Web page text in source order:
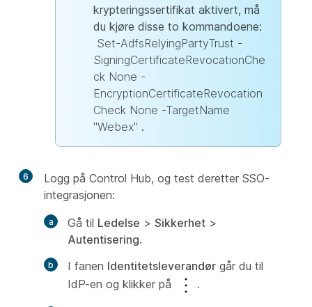
krypteringssertifikat aktivert, må
du kjøre disse to kommandoene:
Set-AdfsRelyingPartyTrust -
SigningCertificateRevocationChe
ck None -
EncryptionCertificateRevocation
Check None -TargetName
"Webex" .
6
Logg på Control Hub, og test deretter SSO-
integrasjonen:
Gå til Ledelse > Sikkerhet >
Autentisering.
I fanen Identitetsleverandør går du til
IdP-en og klikker på
.